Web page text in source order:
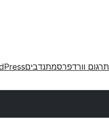
תרגום וורדפרסמתנדבים